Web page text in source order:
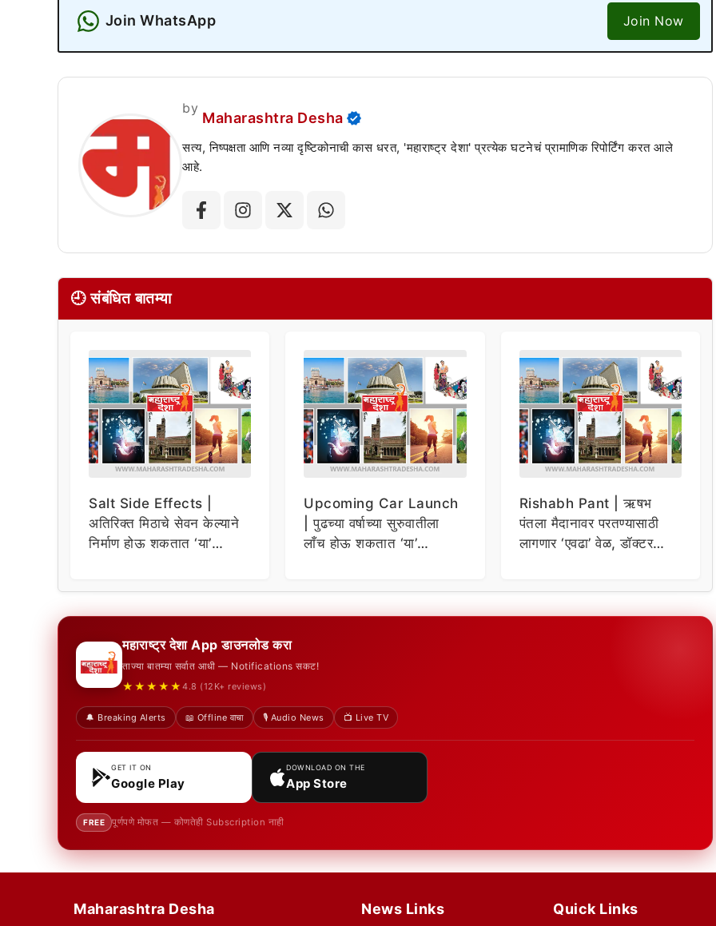
Join WhatsApp Join Now
by
Maharashtra Desha
सत्य, निष्पक्षता आणि नव्या दृष्टिकोनाची कास धरत, 'महाराष्ट्र देशा' प्रत्येक घटनेचं प्रामाणिक रिपोर्टिंग करत आले
आहे.
🕘 संबंधित बातम्या
Salt Side Effects |
अतिरिक्त मिठाचे सेवन केल्याने
निर्माण होऊ शकतात ‘या’
Upcoming Car Launch
| पुढच्या वर्षाच्या सुरुवातीला
लाँच होऊ शकतात ‘या’
Rishabh Pant | ऋषभ
पंतला मैदानावर परतण्यासाठी
लागणार ‘एवढा’ वेळ, डॉक्टर
महाराष्ट्र देशा App डाउनलोड करा
ताज्या बातम्या सर्वात आधी — Notifications सकट!
★★★★★ 4.8 (12K+ reviews)
🔔 Breaking Alerts 📖 Offline वाचा 🎙️ Audio News 📺 Live TV
GET IT ON
Google Play
DOWNLOAD ON THE
App Store
FREE पूर्णपणे मोफत — कोणतेही Subscription नाही
Maharashtra Desha News Links Quick Links